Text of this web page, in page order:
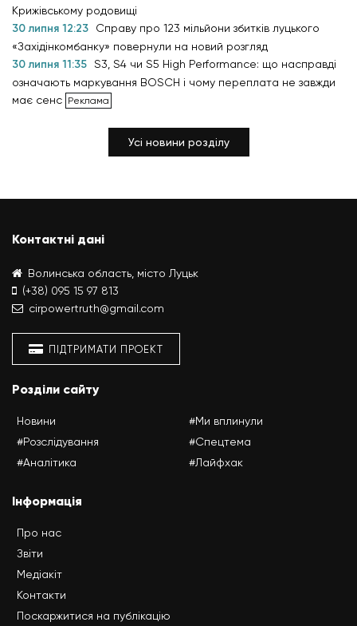
Крижівському родовищі
30 липня 12:23
Справу про 123 мільйони збитків луцького
«Західінкомбанку» повернули на новий розгляд
30 липня 11:35 S3, S4 чи S5 High Performance: що насправді
означають маркування BOSCH і чому переплата не завжди
має сенс
Усі новини розділу
Контактні дані
Волинська область, місто Луцьк
(+38) 095 15 97 813
cirpowertruth@gmail.com
ПІДТРИМАТИ ПРОЕКТ
Розділи сайту
Новини
#Розслідування
#Аналітика
#Ми вплинули
#Спецтема
#Лайфхак
Інформація
Про нас
Звіти
Медіакіт
Контакти
Поскаржитися на публікацію